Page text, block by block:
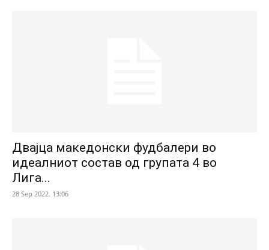
Двајца македонски фудбалери во
идеалниот состав од групата 4 во
Лига...
28 Sep 2022. 13:06